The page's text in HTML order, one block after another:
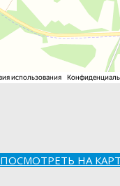
ПОСМОТРЕТЬ НА